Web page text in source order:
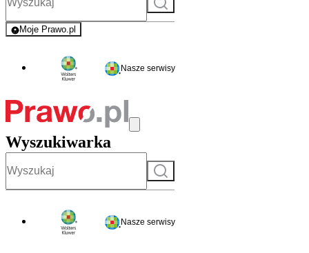
Moje Prawo.pl
- rejestracja i logowanie do serwisu
Nasze serwisy
Wyszukiwarka
Szukaj
Nasze serwisy